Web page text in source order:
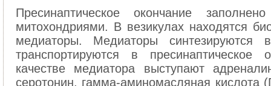
Пресинаптическое окончание
митохондриями. В везикулах находятся
медиаторы. Медиаторы
транспортируются в
качестве медиатора выступают
серотонин, гамма-аминомасляная